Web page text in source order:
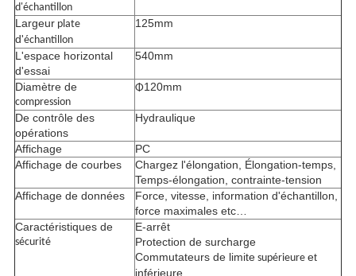
d'échantillon
Largeur plate
d'échantillon
125mm
L'espace horizontal
d'essai
540mm
Diamètre de
compression
Φ120mm
De contrôle des
opérations
Hydraulique
Affichage
PC
Affichage de courbes
Chargez l'élongation, Élongation-temps,
Temps-élongation, contrainte-tension
Affichage de données
Force, vitesse, information d'échantillon,
force maximales etc…
Caractéristiques de
sécurité
E-arrêt
Protection de surcharge
Commutateurs de limite supérieure et
inférieure